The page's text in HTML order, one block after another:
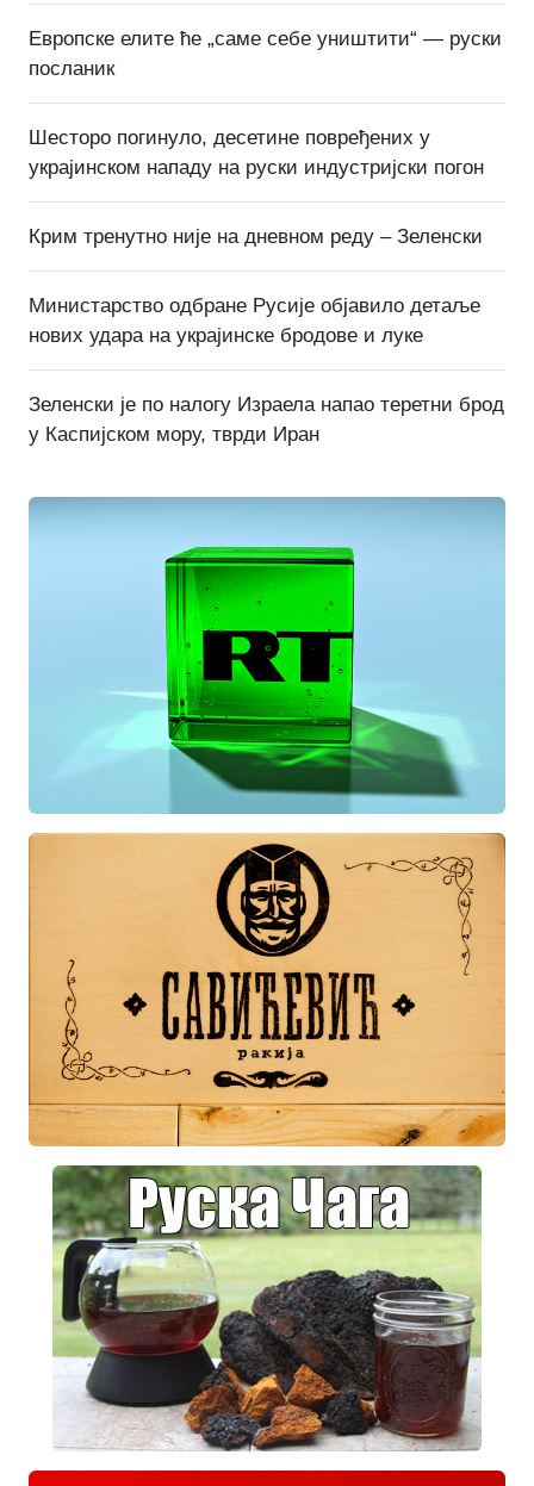
Европске елите ће „саме себе уништити“ — руски
посланик
Шесторо погинуло, десетине повређених у
украјинском нападу на руски индустријски погон
Крим тренутно није на дневном реду – Зеленски
Министарство одбране Русије објавило детаље
нових удара на украјинске бродове и луке
Зеленски је по налогу Израела напао теретни брод
у Каспијском мору, тврди Иран